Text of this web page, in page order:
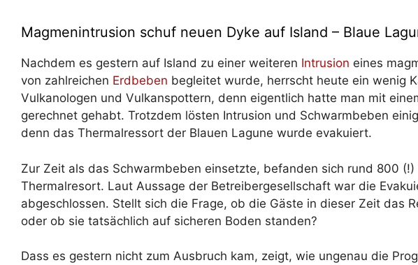
Magmenintrusion schuf neuen Dyke auf Island – Blaue
Nachdem es gestern auf Island zu einer weiteren Intrusion eines
von zahlreichen Erdbeben begleitet wurde, herrscht heute ein wenig
Vulkanologen und Vulkanspottern, denn eigentlich hatte man mit
gerechnet gehabt. Trotzdem lösten Intrusion und Schwarmbeben
denn das Thermalressort der Blauen Lagune wurde evakuiert.
Zur Zeit als das Schwarmbeben einsetzte, befanden sich rund 800 (!)
Thermalresort. Laut Aussage der Betreibergesellschaft war die
abgeschlossen. Stellt sich die Frage, ob die Gäste in dieser Zeit das
oder ob sie tatsächlich auf sicheren Boden standen?
Dass es gestern nicht zum Ausbruch kam, zeigt, wie ungenau die